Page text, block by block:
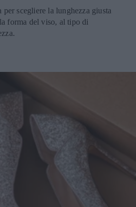
scegliere la lunghezza giusta
forma del viso, al tipo di